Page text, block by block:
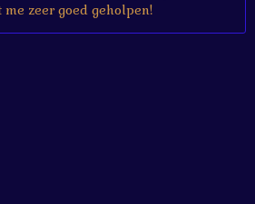
zeer goed geholpen!